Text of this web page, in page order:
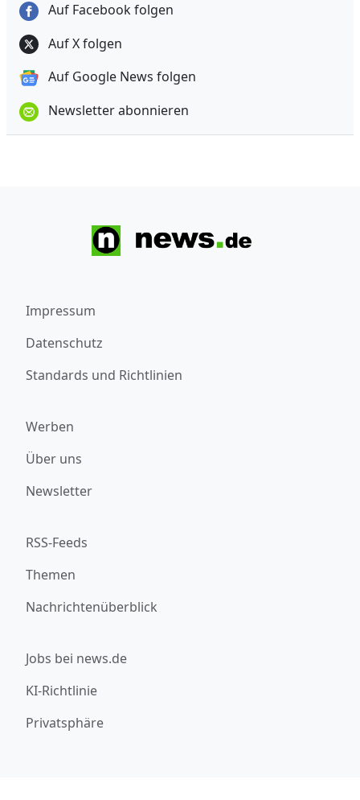
Auf Facebook folgen
Auf X folgen
Auf Google News folgen
Newsletter abonnieren
Impressum
Datenschutz
Standards und Richtlinien
Werben
Über uns
Newsletter
RSS-Feeds
Themen
Nachrichtenüberblick
Jobs bei news.de
KI-Richtlinie
Privatsphäre